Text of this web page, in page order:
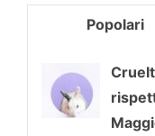
Popolari